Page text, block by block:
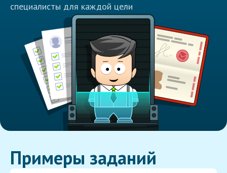
специалисты для каждой цели
Примеры заданий